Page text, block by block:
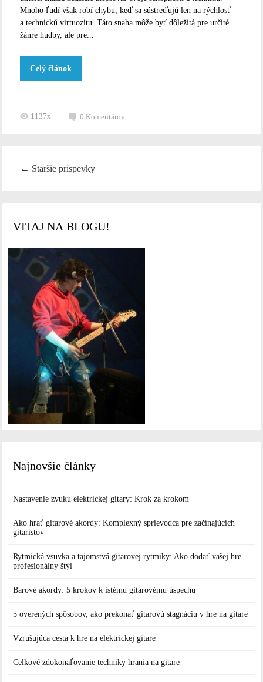
Mnoho ľudí však robí chybu, keď sa sústreďujú len na rýchlosť
a technickú virtuozitu. Táto snaha môže byť dôležitá pre určité
žánre hudby, ale pre...
Celý článok
1137x 0Komentárov
← Staršie príspevky
VITAJ NA BLOGU!
Najnovšie články
Nastavenie zvuku elektrickej gitary: Krok za krokom
Ako hrať gitarové akordy: Komplexný sprievodca pre začínajúcich
gitaristov
Rytmická vsuvka a tajomstvá gitarovej rytmiky: Ako dodať vašej hre
profesionálny štýl
Barové akordy: 5 krokov k istému gitarovému úspechu
5 overených spôsobov, ako prekonať gitarovú stagnáciu v hre na gitare
Vzrušujúca cesta k hre na elektrickej gitare
Celkové zdokonaľovanie techniky hrania na gitare